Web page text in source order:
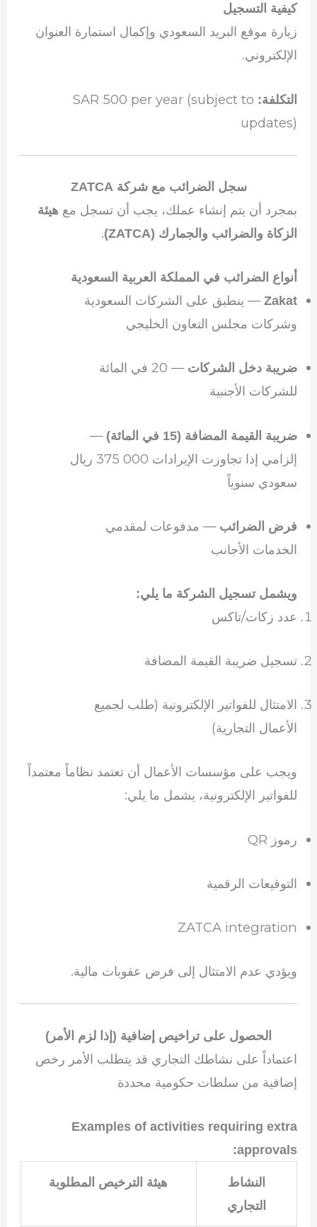
كيفية التسجيل
زيارة موقع البريد السعودي وإكمال استمارة العنوان
الإلكتروني.
التكلفة: SAR 500 per year (subject to
updates)
سجل الضرائب مع شركة ZATCA
بمجرد أن يتم إنشاء عملك، يجب أن تسجل مع هيئة
الزكاة والضرائب والجمارك (ZATCA)
.
أنواع الضرائب في المملكة العربية السعودية
Zakat— ينطبق على الشركات السعودية
وشركات مجلس التعاون الخليجي
ضريبة دخل الشركات
— 20 في المائة
للشركات الأجنبية
ضريبة القيمة المضافة (15 في المائة)
—
إلزامي إذا تجاوزت الإيرادات 000 375 ريال
سعودي سنوياً
فرض الضرائب — مدفوعات لمقدمي
الخدمات الأجانب
ويشمل تسجيل الشركة ما يلي:
عدد زكات/تاكس
تسجيل ضريبة القيمة المضافة
الامتثال للفواتير الإلكترونية (طلب لجميع
الأعمال التجارية)
ويجب على مؤسسات الأعمال أن تعتمد نظاماً معتمداً
للفواتير الإلكترونية، يشمل ما يلي:
رموز QR
التوقيعات الرقمية
ZATCA integration
ويؤدي عدم الامتثال إلى فرض عقوبات مالية.
الحصول على تراخيص إضافية (إذا لزم الأمر)
اعتماداً على نشاطك التجاري قد يتطلب الأمر رخص
إضافية من سلطات حكومية محددة
Examples of activities requiring extra
approvals:
النشاط
التجاري
هيئة الترخيص المطلوبة